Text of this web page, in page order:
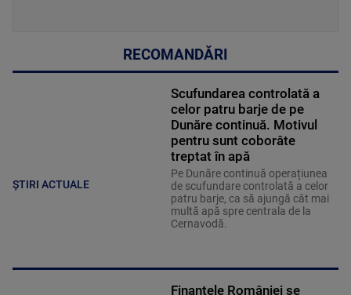
RECOMANDĂRI
ȘTIRI ACTUALE
Scufundarea controlată a
celor patru barje de pe
Dunăre continuă. Motivul
pentru sunt coborâte
treptat în apă
Pe Dunăre continuă operațiunea
de scufundare controlată a celor
patru barje, ca să ajungă cât mai
multă apă spre centrala de la
Cernavodă.
Finanțele României se